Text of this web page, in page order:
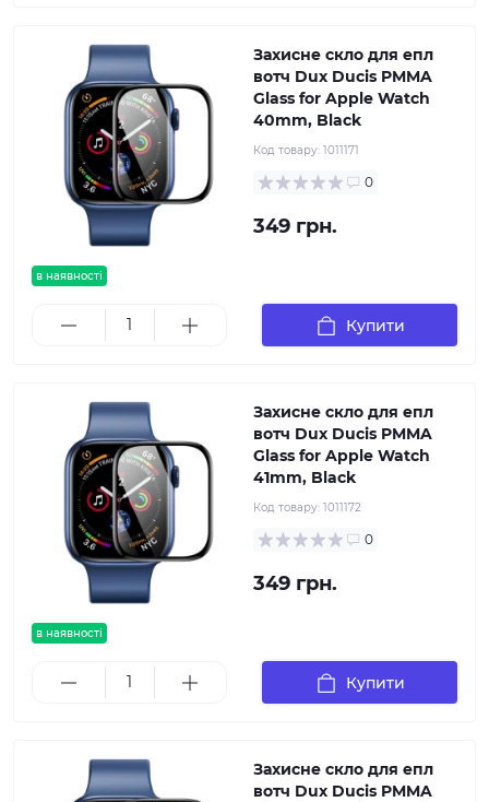
в наявності
Захисне скло для епл
вотч Dux Ducis PMMA
Glass for Apple Watch
40mm, Black
Код товару: 1011171
0
349 грн.
Купити
в наявності
Захисне скло для епл
вотч Dux Ducis PMMA
Glass for Apple Watch
41mm, Black
Код товару: 1011172
0
349 грн.
Купити
Захисне скло для епл
вотч Dux Ducis PMMA